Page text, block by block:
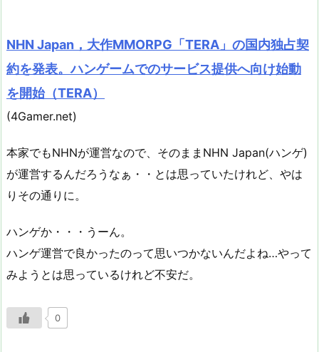
NHN Japan，大作MMORPG「TERA」の国内独占契
約を発表。ハンゲームでのサービス提供へ向け始動
を開始（TERA）
(4Gamer.net)
本家でもNHNが運営なので、そのままNHN Japan(ハンゲ)
が運営するんだろうなぁ・・とは思っていたけれど、やは
りその通りに。
ハンゲか・・・うーん。
ハンゲ運営で良かったのって思いつかないんだよね…やって
みようとは思っているけれど不安だ。
0